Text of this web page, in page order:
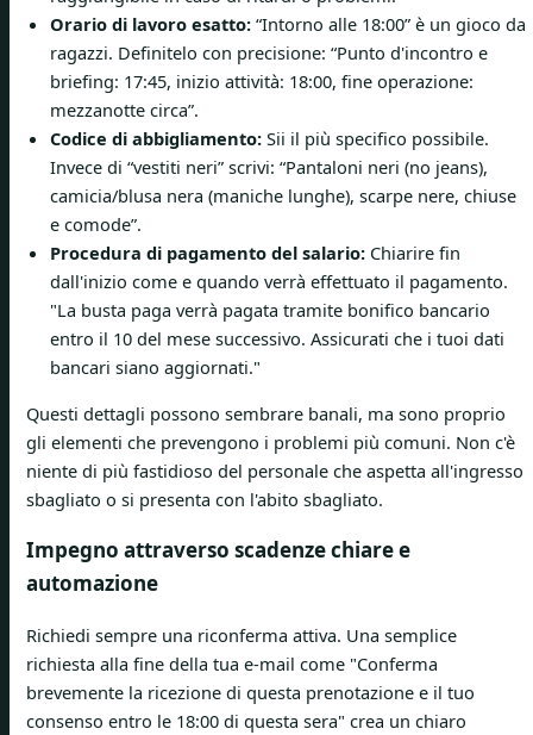
Orario di lavoro esatto: “Intorno alle 18:00” è un gioco da
ragazzi. Definitelo con precisione: “Punto d'incontro e
briefing: 17:45, inizio attività: 18:00, fine operazione:
mezzanotte circa”.
Codice di abbigliamento: Sii il più specifico possibile.
Invece di “vestiti neri” scrivi: “Pantaloni neri (no jeans),
camicia/blusa nera (maniche lunghe), scarpe nere, chiuse
e comode”.
Procedura di pagamento del salario: Chiarire fin
dall'inizio come e quando verrà effettuato il pagamento.
"La busta paga verrà pagata tramite bonifico bancario
entro il 10 del mese successivo. Assicurati che i tuoi dati
bancari siano aggiornati."
Questi dettagli possono sembrare banali, ma sono proprio
gli elementi che prevengono i problemi più comuni. Non c'è
niente di più fastidioso del personale che aspetta all'ingresso
sbagliato o si presenta con l'abito sbagliato.
Impegno attraverso scadenze chiare e
automazione
Richiedi sempre una riconferma attiva. Una semplice
richiesta alla fine della tua e-mail come "Conferma
brevemente la ricezione di questa prenotazione e il tuo
consenso entro le 18:00 di questa sera" crea un chiaro